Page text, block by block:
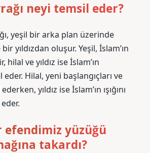
neyi temsil eder?
yeşil bir arka plan üzerinde
yıldızdan oluşur. Yeşil, İslam’ın
ve yıldız ise İslam’ın
eder. Hilal, yeni başlangıçları ve
yıldız ise İslam’ın ışığını
efendimiz yüzüğü
takardı?